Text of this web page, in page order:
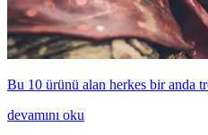
Bu 10 ürünü alan herkes bir anda
devamını oku